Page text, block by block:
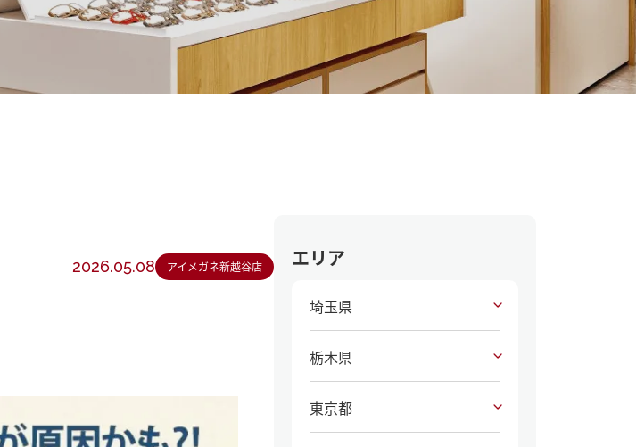
2026.05.08 アイメガネ新越谷店 エリア
埼玉県
栃木県
東京都